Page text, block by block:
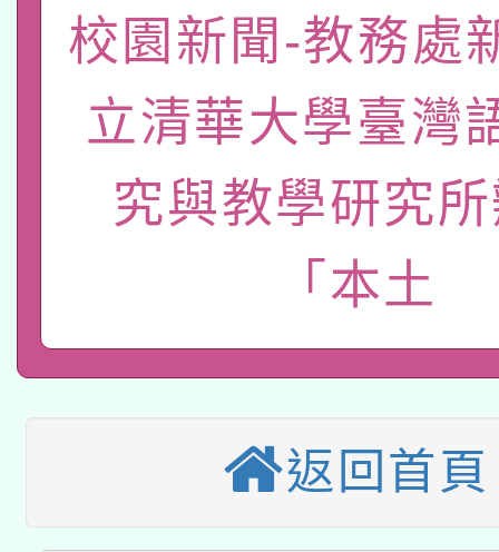
國立臺灣師範大學辦理
年度健康促進學校輔導
業成長研習」實施計畫
函轉國家教育研究院中
原住民族教育政策研討
族教育國際趨勢與發展
轉知教育部國民及學前
新北市政府教育局辦理
師專業成長研習實施
方素養工作坊新北場」
函轉國立臺灣師範大學
族語言臺北學習中心
「族語學習班」招生簡
轉知有關國立成功大學
文教學共融平台-教案
年度COVID-19疫苗接
接種對象擴大為「滿6
月28日止
轉知經濟部水利署委託
業技術研究院辦理「
用水績優單位及節水達
115年8月22日(星期六
桃園市孔廟祈福系列
開 智慧啟航」
2026年桃園地景藝術
「2026桃園藝術巡演
關事宜
轉知教育部國民及學前
校園新聞-教務處
立清華大學臺灣
究與教學研究
「本土
返回首頁